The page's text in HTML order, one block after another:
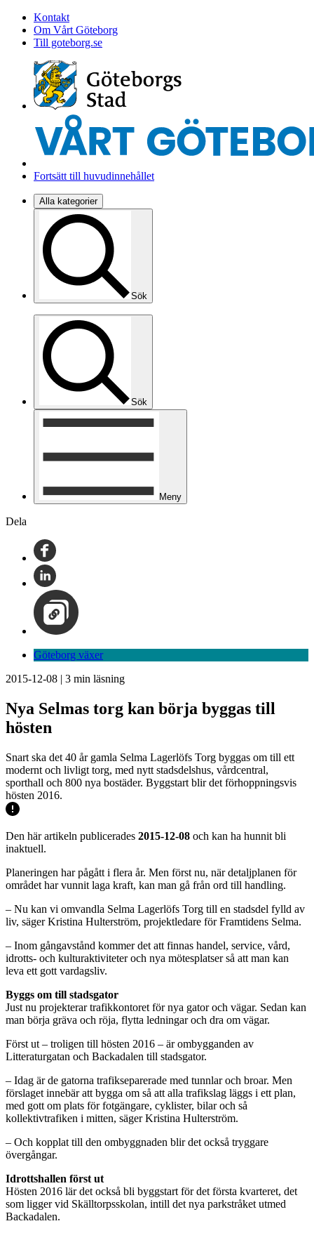
Kontakt
Om Vårt Göteborg
Till goteborg.se
Fortsätt till huvudinnehållet
Alla kategorier
Sök
Sök
Meny
Dela
Göteborg växer
2015-12-08 | 3 min läsning
Nya Selmas torg kan börja byggas till
hösten
Snart ska det 40 år gamla Selma Lagerlöfs Torg byggas om till ett
modernt och livligt torg, med nytt stadsdelshus, vårdcentral,
sporthall och 800 nya bostäder. Byggstart blir det förhoppningsvis
hösten 2016.
Den här artikeln publicerades 2015-12-08 och kan ha hunnit bli
inaktuell.
Planeringen har pågått i flera år. Men först nu, när detaljplanen för
området har vunnit laga kraft, kan man gå från ord till handling.
– Nu kan vi omvandla Selma Lagerlöfs Torg till en stadsdel fylld av
liv, säger Kristina Hulterström, projektledare för Framtidens Selma.
– Inom gångavstånd kommer det att finnas handel, service, vård,
idrotts- och kulturaktiviteter och nya mötesplatser så att man kan
leva ett gott vardagsliv.
Byggs om till stadsgator
Just nu projekterar trafikkontoret för nya gator och vägar. Sedan kan
man börja gräva och röja, flytta ledningar och dra om vägar.
Först ut – troligen till hösten 2016 – är ombygganden av
Litteraturgatan och Backadalen till stadsgator.
– Idag är de gatorna trafikseparerade med tunnlar och broar. Men
förslaget innebär att bygga om så att alla trafikslag läggs i ett plan,
med gott om plats för fotgängare, cyklister, bilar och så
kollektivtrafiken i mitten, säger Kristina Hulterström.
– Och kopplat till den ombyggnaden blir det också tryggare
övergångar.
Idrottshallen först ut
Hösten 2016 lär det också bli byggstart för det första kvarteret, det
som ligger vid Skälltorpsskolan, intill det nya parkstråket utmed
Backadalen.